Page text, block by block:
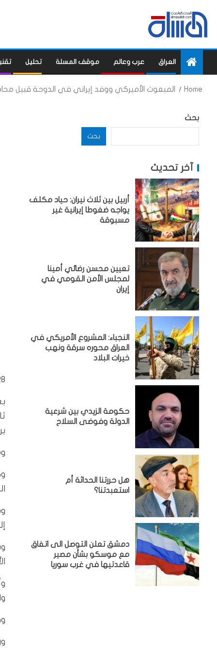
العراق عرب وعالم موقف المسلة تحليل
Home المبعوث الأميركي ووفد إيراني في الدوحة قبيل
28
بحث
بحث
آخر تحديث
أربيل بين ثلاث نيران: حياد مكلف
يواجه ضغوطا إيرانية غير
مسبوقة
تعيين محسن رضائي أمينا
لمجلس الأمن القومي في
إيران
النجباء: المشروع الأمريكي في
العراق محوره سرقة ونهب
خيرات البلاد
حكومة الزيدي بين شرعية
الدولة وفوضى السلاح
هل حررتنا الحداثة أم
استعبدتنا؟
دمشق تعلن التوصل الى اتفاق
مع موسكو بشأن مصير
قاعدتيها في غرب سوريا